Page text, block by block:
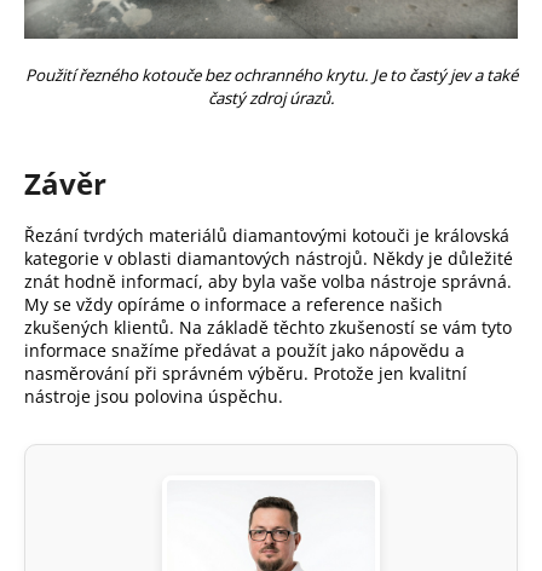
Použití řezného kotouče bez ochranného krytu. Je to častý jev a také
častý zdroj úrazů.
Závěr
Řezání tvrdých materiálů diamantovými kotouči je královská
kategorie v oblasti diamantových nástrojů. Někdy je důležité
znát hodně informací, aby byla vaše volba nástroje správná.
My se vždy opíráme o informace a reference našich
zkušených klientů. Na základě těchto zkušeností se vám tyto
informace snažíme předávat a použít jako nápovědu a
nasměrování při správném výběru. Protože jen kvalitní
nástroje jsou polovina úspěchu.